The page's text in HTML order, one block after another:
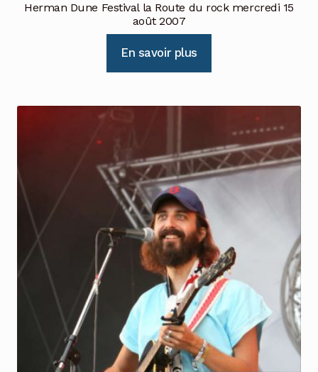
Herman Dune Festival la Route du rock mercredi 15
août 2007
En savoir plus